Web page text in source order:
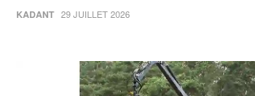
KADANT 29 JUILLET 2026